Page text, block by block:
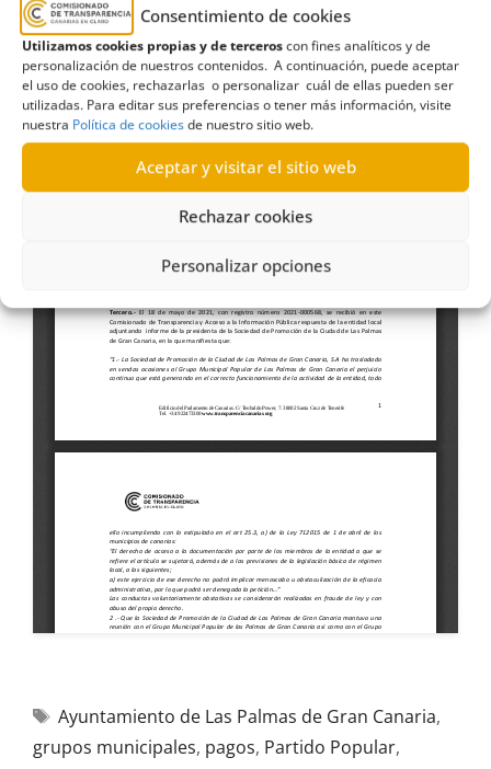
Consentimiento de cookies
Utilizamos cookies propias y de terceroscon fines analíticos y de
personalización de nuestros contenidos. A continuación, puede aceptar
el uso de cookies, rechazarlas o personalizar cuál de ellas pueden ser
utilizadas. Para editar sus preferencias o tener más información, visite
nuestra Política de cookiesde nuestro sitio web.
Aceptar y visitar el sitio web
Rechazar cookies
Personalizar opciones
Ayuntamiento de Las Palmas de Gran Canaria,
grupos municipales, pagos, Partido Popular,